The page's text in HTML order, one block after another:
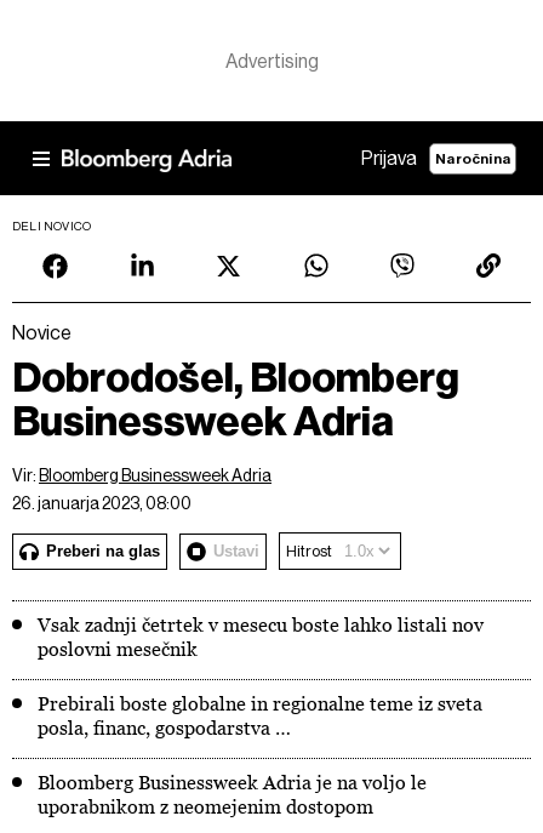
Prijava Naročnina
DELI NOVICO
Novice
Dobrodošel, Bloomberg
Businessweek Adria
Vir: Bloomberg Businessweek Adria
26. januarja 2023, 08:00
Preberi na glas Ustavi Hitrost
Vsak zadnji četrtek v mesecu boste lahko listali nov
poslovni mesečnik
Prebirali boste globalne in regionalne teme iz sveta
posla, financ, gospodarstva …
Bloomberg Businessweek Adria je na voljo le
uporabnikom z neomejenim dostopom